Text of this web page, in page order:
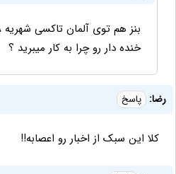
بنز هم توی آلمان تاکسی شهریه
خنده دار رو چرا به کار میبرید ؟
رضا: پاسخ
کلا این سبک از اخبار رو اعصابه!!